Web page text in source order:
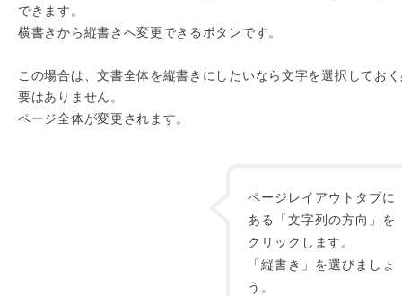
できます。
横書きから縦書きへ変更できるボタンです。
この場合は、文書全体を縦書きにしたいなら文字を選択してお
要はありません。
ページ全体が変更されます。
ページレイアウトタブに
ある「文字列の方向」を
クリックします。
「縦書き」を選びましょ
う。